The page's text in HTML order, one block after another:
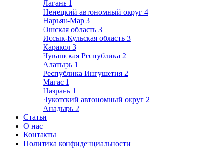
Лагань 1
Ненецкий автономный округ 4
Нарьян-Мар 3
Ошская область 3
Иссык-Кульская область 3
Каракол 3
Чувашская Республика 2
Алатырь 1
Республика Ингушетия 2
Магас 1
Назрань 1
Чукотский автономный округ 2
Анадырь 2
Статьи
О нас
Контакты
Политика конфиденциальности